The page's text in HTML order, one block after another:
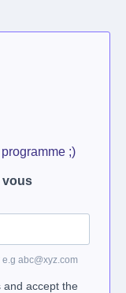
;)
vous
e.g abc@xyz.com
and accept the